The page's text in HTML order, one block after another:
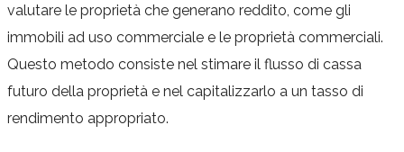
valutare le proprietà che generano reddito, come gli
immobili ad uso commerciale e le proprietà commerciali.
Questo metodo consiste nel stimare il flusso di cassa
futuro della proprietà e nel capitalizzarlo a un tasso di
rendimento appropriato.